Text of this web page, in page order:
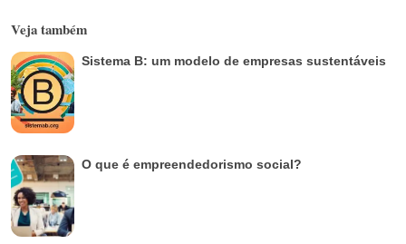
Veja também
Sistema B: um modelo de empresas sustentáveis
O que é empreendedorismo social?